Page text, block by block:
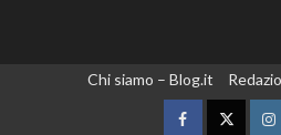
Chi siamo – Blog.it